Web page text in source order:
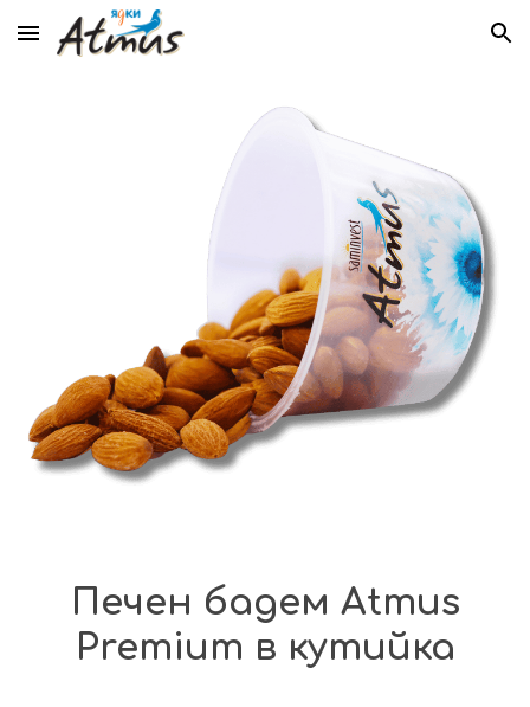
Skip to main content Skip to navigation
Печен бадем Atmus
Premium в кутийка